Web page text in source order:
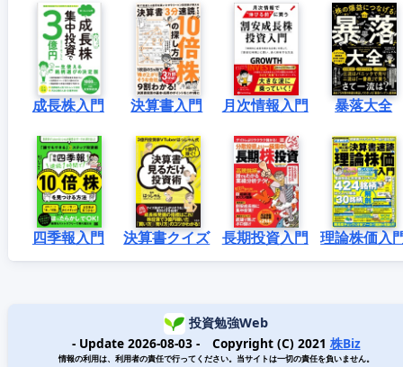
成長株入門 決算書入門 月次情報入門 暴落大全
四季報入門 決算書クイズ 長期投資入門 理論株価入
投資勉強Web
- Update 2026-08-03 - Copyright (C) 2021 株Biz
情報の利用は、利用者の責任で行ってください。当サイトは一切の責任を負いません。